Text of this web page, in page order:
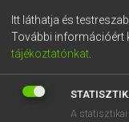
Itt láthatja és
További információért
tájékoztatónkat
A statisztikai
v b n